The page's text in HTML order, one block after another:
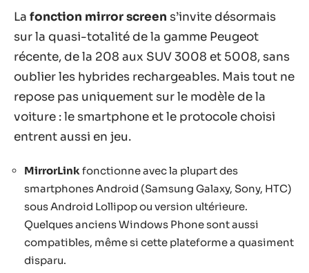
La fonction mirror screen s’invite désormais
sur la quasi-totalité de la gamme Peugeot
récente, de la 208 aux SUV 3008 et 5008, sans
oublier les hybrides rechargeables. Mais tout ne
repose pas uniquement sur le modèle de la
voiture : le smartphone et le protocole choisi
entrent aussi en jeu.
MirrorLinkfonctionne avec la plupart des
smartphones Android (Samsung Galaxy, Sony, HTC)
sous Android Lollipop ou version ultérieure.
Quelques anciens Windows Phone sont aussi
compatibles, même si cette plateforme a quasiment
disparu.